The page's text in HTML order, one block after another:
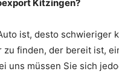
Kitzingen?
ist, desto schwieriger
zu finden, der bereit ist,
uns müssen Sie sich